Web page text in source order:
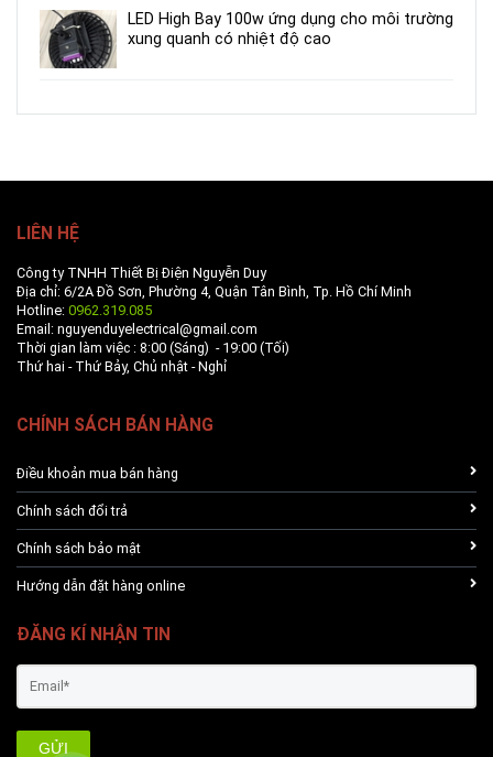
LED High Bay 100w ứng dụng cho môi trường
xung quanh có nhiệt độ cao
LIÊN HỆ
Công ty TNHH Thiết Bị Điện Nguyễn Duy
Địa chỉ: 6/2A Đồ Sơn, Phường 4, Quận Tân Bình, Tp. Hồ Chí Minh
Hotline: 0962.319.085
Email: nguyenduyelectrical@gmail.com
Thời gian làm việc : 8:00 (Sáng) - 19:00 (Tối)
Thứ hai - Thứ Bảy, Chủ nhật - Nghỉ
CHÍNH SÁCH BÁN HÀNG
Điều khoản mua bán hàng
Chính sách đổi trả
Chính sách bảo mật
Hướng dẫn đặt hàng online
ĐĂNG KÍ NHẬN TIN
GỬI